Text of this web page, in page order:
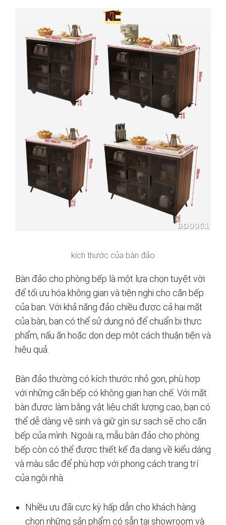
kích thước của bàn đảo
Bàn đảo cho phòng bếp là một lựa chọn tuyệt vời
để tối ưu hóa không gian và tiện nghi cho căn bếp
của bạn. Với khả năng đảo chiều được cả hai mặt
của bàn, bạn có thể sử dụng nó để chuẩn bị thực
phẩm, nấu ăn hoặc dọn dẹp một cách thuận tiện và
hiệu quả.
Bàn đảo thường có kích thước nhỏ gọn, phù hợp
với những căn bếp có không gian hạn chế. Với mặt
bàn được làm bằng vật liệu chất lượng cao, bạn có
thể dễ dàng vệ sinh và giữ gìn sự sạch sẽ cho căn
bếp của mình. Ngoài ra, mẫu bàn đảo cho phòng
bếp còn có thể được thiết kế đa dạng về kiểu dáng
và màu sắc để phù hợp với phong cách trang trí
của ngôi nhà.
Nhiều ưu đãi cực kỳ hấp dẫn cho khách hàng
chọn những sản phẩm có sẵn tại showroom và